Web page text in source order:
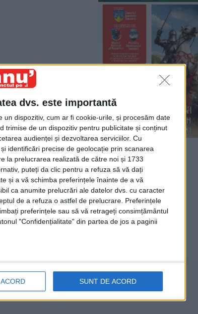
dvs. este importantă
un dispozitiv, cum ar fi cookie-urile, și procesăm date
trimise de un dispozitiv pentru publicitate și conținut
audienței și dezvoltarea serviciilor. Cu
identificări precise de geolocație prin scanarea
la prelucrarea realizată de către noi și 1733
puteți da clic pentru a refuza să vă dați
și a vă schimba preferințele înainte de a vă
ca anumite prelucrări ale datelor dvs. cu caracter
de a refuza o astfel de prelucrare. Preferințele
preferințele sau să vă retrageți consimțământul
"Confidențialitate" din partea de jos a paginii
SUNT DE ACORD
Sucevei pentru
măcar la